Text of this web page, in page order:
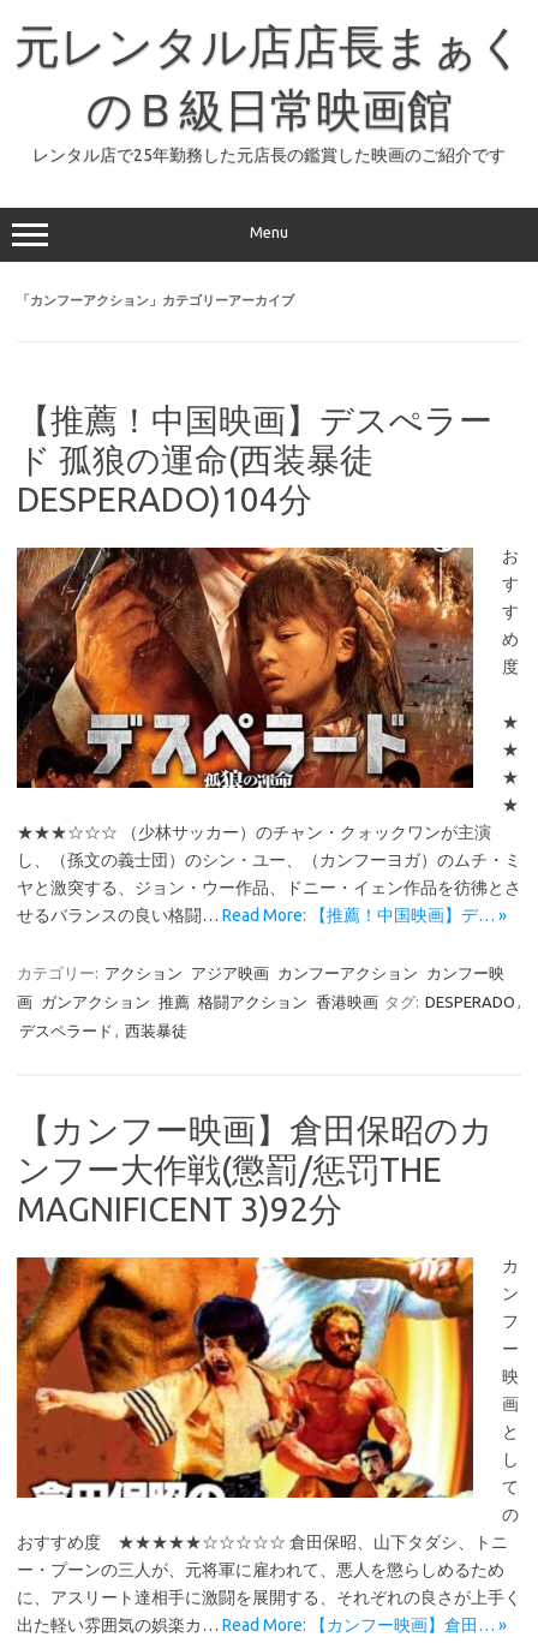
元レンタル店店長まぁく
のＢ級日常映画館
レンタル店で25年勤務した元店長の鑑賞した映画のご紹介です
Menu
「カンフーアクション 」カテゴリーアーカイブ
【推薦！中国映画】デスぺラー
ド 孤狼の運命(西装暴徒
DESPERADO)104分
お
す
す
め
度
★
★
★
★
★★★☆☆☆ （少林サッカー）のチャン・クォックワンが主演
し、（孫文の義士団）のシン・ユー、（カンフーヨガ）のムチ・ミ
ヤと激突する、ジョン・ウー作品、ドニー・イェン作品を彷彿とさ
せるバランスの良い格闘… Read More: 【推薦！中国映画】デ… »
カテゴリー: アクション アジア映画 カンフーアクション
カンフー映
画 ガンアクション 推薦 格闘アクション 香港映画 タグ: DESPERADO ,
デスペラード , 西装暴徒
【カンフー映画】倉田保昭のカ
ンフー大作戦(懲罰/惩罚THE
MAGNIFICENT 3)92分
カ
ン
フ
ー
映
画
と
し
て
の
おすすめ度 ★★★★★☆☆☆☆☆ 倉田保昭、山下タダシ、トニ
ー・プーンの三人が、元将軍に雇われて、悪人を懲らしめるため
に、アスリート達相手に激闘を展開する、それぞれの良さが上手く
出た軽い雰囲気の娯楽カ… Read More: 【カンフー映画】倉田… »